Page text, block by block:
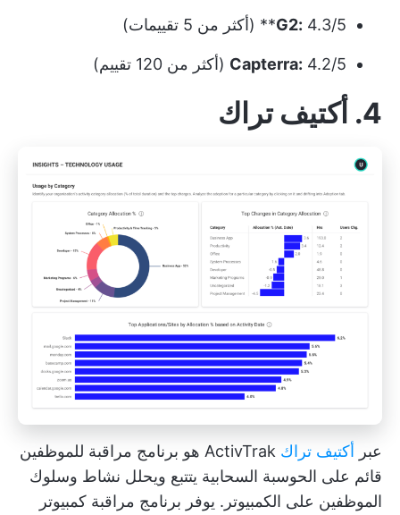
G2: 4.3/5** (أكثر من 5 تقييمات)
Capterra: 4.2/5 (أكثر من 120 تقييم)
4. أكتيف تراك
عبر أكتيف تراك
ActivTrak هو برنامج مراقبة للموظفين
قائم على الحوسبة السحابية يتتبع ويحلل نشاط وسلوك
الموظفين على الكمبيوتر. يوفر برنامج مراقبة كمبيوتر